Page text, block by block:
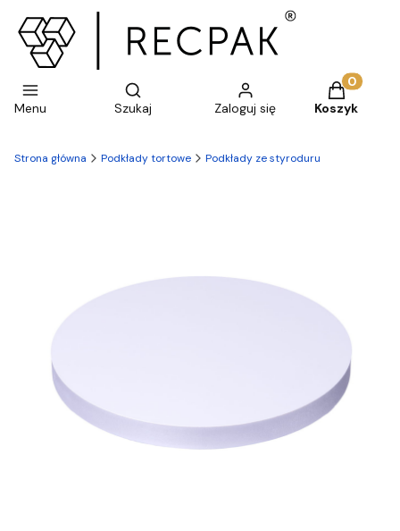
Menu
Otwórz wyszukiwarkę
Szukaj Zaloguj się
Produkty
Koszyk
Strona główna Podkłady tortowe Podkłady ze styroduru